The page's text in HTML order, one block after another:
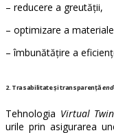
– reducere a greutății,
– optimizare a
– îmbunătățire a
2. Trasabilitate și transparență
Tehnologia Virtual
urile prin asigurarea